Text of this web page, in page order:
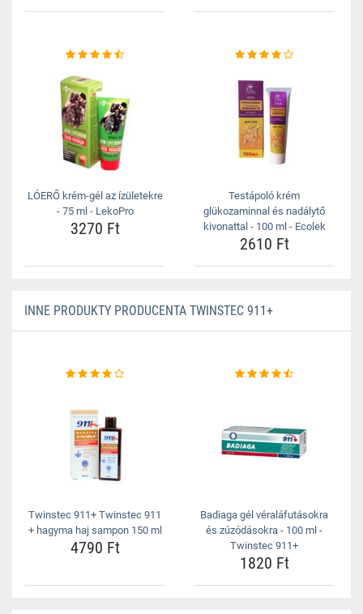
LÓERŐ krém-gél az ízületekre
- 75 ml - LekoPro
3270 Ft
Testápoló krém
glükozaminnal és nadálytő
kivonattal - 100 ml - Ecolek
2610 Ft
INNE PRODUKTY PRODUCENTA TWINSTEC 911+
Twinstec 911+ Twinstec 911
+ hagyma haj sampon 150 ml
4790 Ft
Badiaga gél véraláfutásokra
és zúzódásokra - 100 ml -
Twinstec 911+
1820 Ft